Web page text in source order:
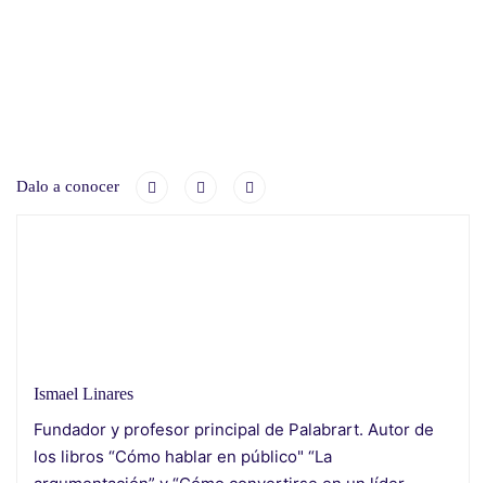
Dalo a conocer
Ismael Linares
Fundador y profesor principal de Palabrart. Autor de
los libros “Cómo hablar en público" “La